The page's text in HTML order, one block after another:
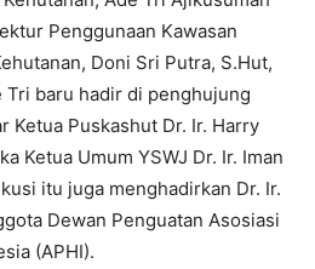
Penggunaan Kawasan
Doni Sri Putra, S.Hut,
Tri baru hadir di penghujung
Ketua Puskashut Dr. Ir. Harry
Ketua Umum YSWJ Dr. Ir. Iman
itu juga menghadirkan Dr. Ir.
Dewan Penguatan Asosiasi
(APHI).